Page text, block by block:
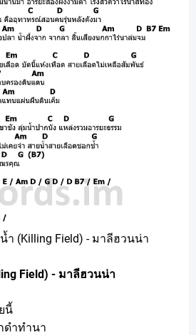
ำ (Killing Field) - มาลีฮวนน่า
Field) - มาลีฮวนน่า
นี้
ดำทำนา